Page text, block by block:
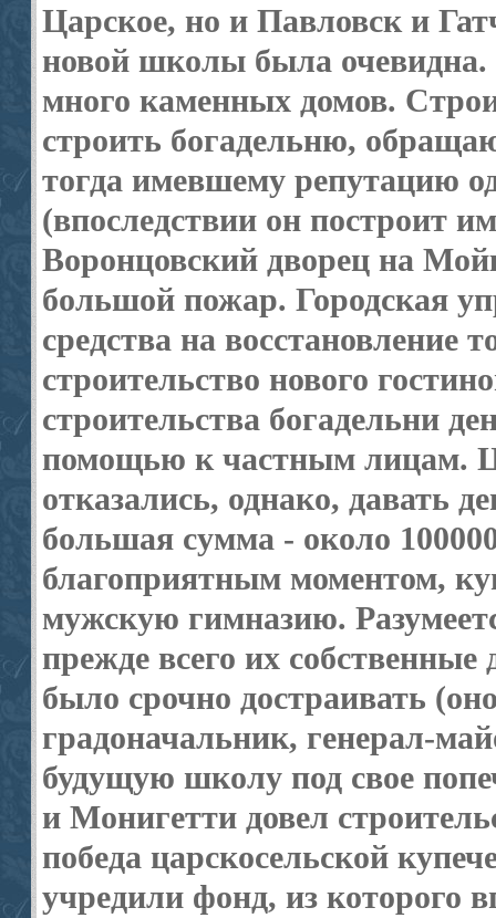
Царское, но и Павловск и
новой школы была очевидна.
много каменных домов.
строить богадельню,
тогда имевшему репутацию
(впоследствии он построит
Воронцовский дворец на
большой пожар. Городская
средства на восстановление
строительство нового
строительства богадельни
помощью к частным лицам.
отказались, однако, давать
большая сумма - около
благоприятным моментом,
мужскую гимназию.
прежде всего их
было срочно достраивать
градоначальник, генерал-
будущую школу под свое
и Монигетти довел
победа царскосельской
учредили фонд, из которого